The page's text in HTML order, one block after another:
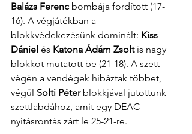
Balázs Ferenc bombája fordított (17-
16). A végjátékban a
blokkvédekezésünk dominált: Kiss
Dániel és Katona Ádám Zsolt is nagy
blokkot mutatott be (21-18). A szett
végén a vendégek hibáztak többet,
végül Solti Péter blokkjával jutottunk
szettlabdához, amit egy DEAC
nyitásrontás zárt le 25-21-re.